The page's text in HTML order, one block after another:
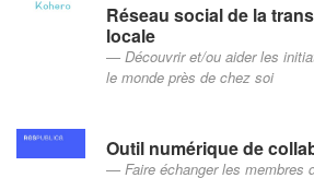
Réseau social de la
locale
Découvrir et/ou aider les
le monde près de chez soi
Outil numérique de
Faire échanger les membres